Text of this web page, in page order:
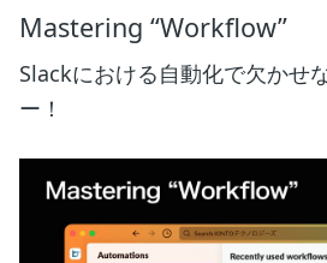
Mastering “Workflow”
Slackにおける自動化で欠かせ
ー！